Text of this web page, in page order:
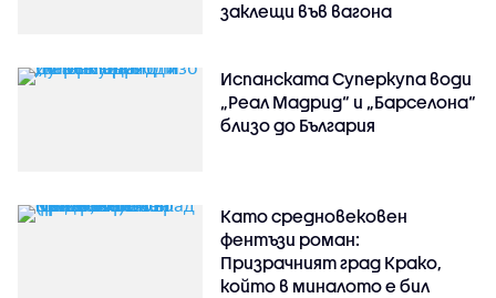
заклещи във вагона
Испанската Суперкупа води
„Реал Мадрид“ и „Барселона“
близо до България
Като средновековен
фентъзи роман:
Призрачният град Крако,
който в миналото е бил